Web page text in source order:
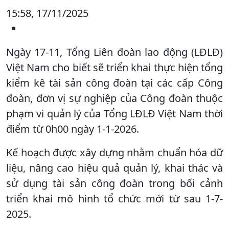
15:58, 17/11/2025
Ngày 17-11, Tổng Liên đoàn lao động (LĐLĐ)
Việt Nam cho biết sẽ triển khai thực hiện tổng
kiểm kê tài sản công đoàn tại các cấp Công
đoàn, đơn vị sự nghiệp của Công đoàn thuộc
phạm vi quản lý của Tổng LĐLĐ Việt Nam thời
điểm từ 0h00 ngày 1-1-2026.
Kế hoạch được xây dựng nhằm chuẩn hóa dữ
liệu, nâng cao hiệu quả quản lý, khai thác và
sử dụng tài sản công đoàn trong bối cảnh
triển khai mô hình tổ chức mới từ sau 1-7-
2025.